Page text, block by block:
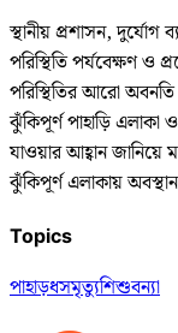
স্থানীয় প্রশাসন, দুর্যোগ
পরিস্থিতি পর্যবেক্ষণ ও
পরিস্থিতির আরো
ঝুঁকিপূর্ণ পাহাড়ি এলাকা
যাওয়ার আহ্বান জানিয়ে
ঝুঁকিপূর্ণ এলাকায়
Topics
পাহাড়ধসমৃত্যুশিশুবন্যা